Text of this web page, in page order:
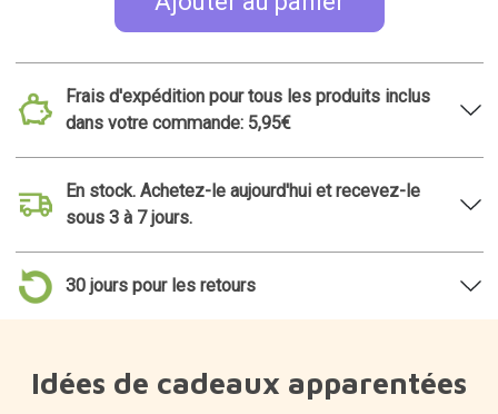
Ajouter au panier
Frais d'expédition pour tous les produits inclus
dans votre commande: 5,95€
En stock. Achetez-le aujourd'hui et recevez-le
sous 3 à 7 jours.
30 jours pour les retours